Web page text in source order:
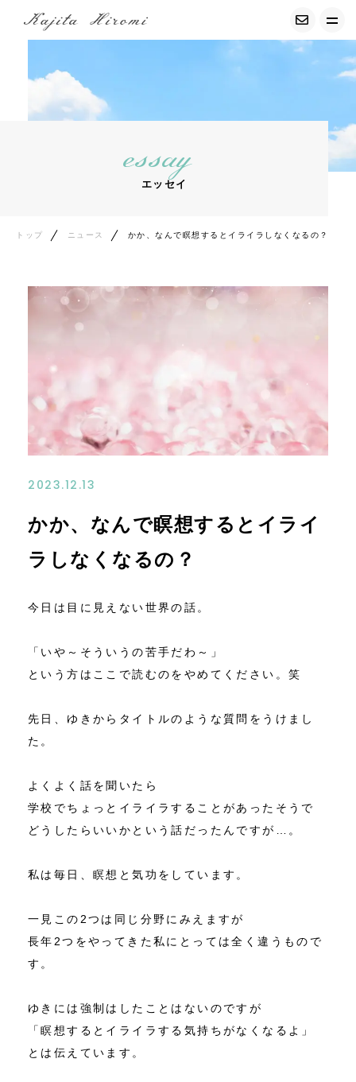
募集中の講座
プロフィール
お問い合わせ
アクセス
essay
エッセイ
トップ ニュース かか、なんで瞑想するとイライラしなくなるの？
2023.12.13
かか、なんで瞑想するとイライ
ラしなくなるの？
今日は目に見えない世界の話。
「いや～そういうの苦手だわ～」
という方はここで読むのをやめてください。笑
先日、ゆきからタイトルのような質問をうけまし
た。
よくよく話を聞いたら
学校でちょっとイライラすることがあったそうで
どうしたらいいかという話だったんですが…。
私は毎日、瞑想と気功をしています。
一見この2つは同じ分野にみえますが
長年2つをやってきた私にとっては全く違うもので
す。
ゆきには強制はしたことはないのですが
「瞑想するとイライラする気持ちがなくなるよ」
とは伝えています。